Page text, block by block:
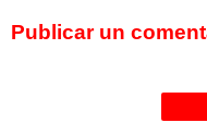
Publicar un